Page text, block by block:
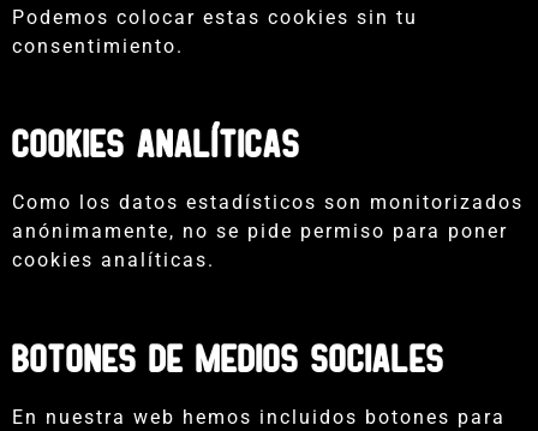
Podemos colocar estas cookies sin tu
consentimiento.
Cookies analíticas
Como los datos estadísticos son monitorizados
anónimamente, no se pide permiso para poner
cookies analíticas.
Botones de medios sociales
En nuestra web hemos incluidos botones para